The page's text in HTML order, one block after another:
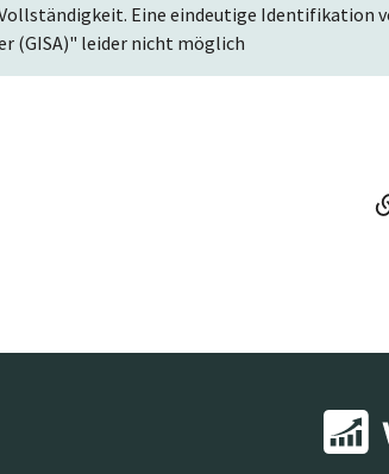
Eine eindeutige Identifikation
(GISA)" leider nicht möglich